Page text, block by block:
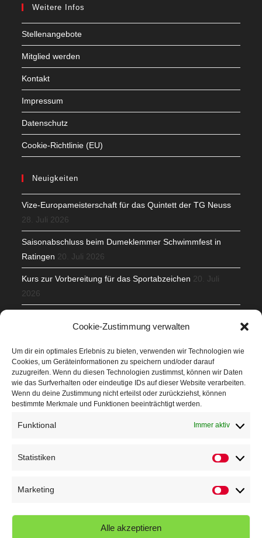
Cookie-Zustimmung verwalten
Um dir ein optimales Erlebnis zu bieten, verwenden wir Technologien wie
Cookies, um Geräteinformationen zu speichern und/oder darauf
zuzugreifen. Wenn du diesen Technologien zustimmst, können wir Daten
wie das Surfverhalten oder eindeutige IDs auf dieser Website verarbeiten.
Wenn du deine Zustimmung nicht erteilst oder zurückziehst, können
bestimmte Merkmale und Funktionen beeinträchtigt werden.
Funktional Immer aktiv
Statistiken
Marketing
Alle akzeptieren
Weitere Infos
Stellenangebote
Mitglied werden
Kontakt
Impressum
Datenschutz
Cookie-Richtlinie (EU)
Neuigkeiten
Vize-Europameisterschaft für das Quintett der TG Neuss
28. Juli 2026
Saisonabschluss beim Dumeklemmer Schwimmfest in
Ratingen 20. Juli 2026
Kurs zur Vorbereitung für das Sportabzeichen 20. Juli
2026
Veranstaltungen
Höffner Run
Kindersportfest